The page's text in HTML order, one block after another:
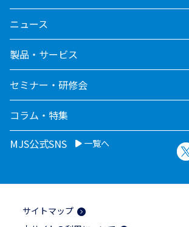
ニュース
製品・サービス
セミナー・研修会
コラム・特集
MJS公式SNS
一覧へ
サイトマップ